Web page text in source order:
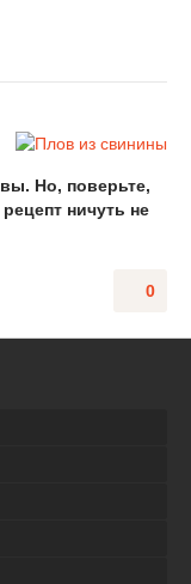
Но, поверьте,
ничуть не
0